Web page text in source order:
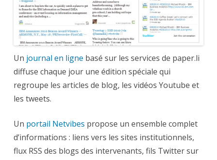
Un journal en ligne basé sur les services de paper.li
diffuse chaque jour une édition spéciale qui
regroupe les articles de blog, les vidéos Youtube et
les tweets.
Un portail Netvibes propose un ensemble complet
d’informations : liens vers les sites institutionnels,
flux RSS des blogs des intervenants, fils Twitter sur